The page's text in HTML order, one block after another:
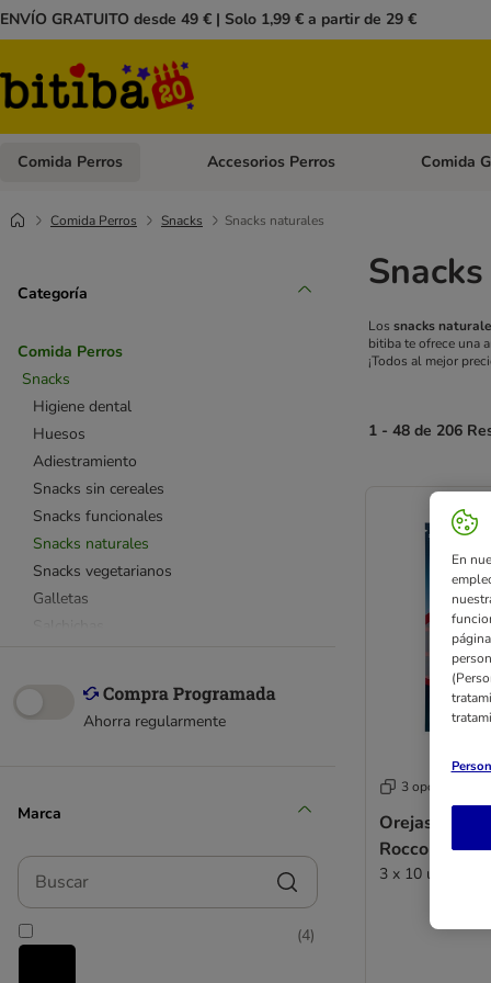
ENVÍO GRATUITO desde 49 € | Solo 1,99 € a partir de 29 €
Comida Perros Menú de categoria abierto: Comida Perros
Accesorios Perros Menú de
Comida
Comida Perros Snacks Snacks naturales
Categoría
Comida Perros
Snacks
Higiene dental
Huesos
Adiestramiento
Snacks sin cereales
Snacks funcionales
Snacks naturales
Snacks vegetarianos
Galletas
Dentastix
Advance
Animonda
Boxby
Ahorra regularmente
Marca
Buscar
(4)
Los snacks
bitiba te ofrece una
¡Todos al mejor
1 - 48 de 206
3 opciones
Orejas de
Rocco
3 x 10 unidades
En